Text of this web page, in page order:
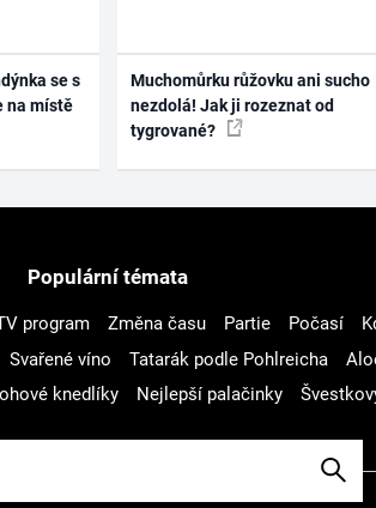
se s
na místě
Muchomůrku růžovku ani sucho
nezdolá! Jak ji rozeznat od
tygrované?
Populární témata
program Změna času Partie Počasí
Svařené víno Tatarák podle Pohlreicha
knedlíky Nejlepší palačinky